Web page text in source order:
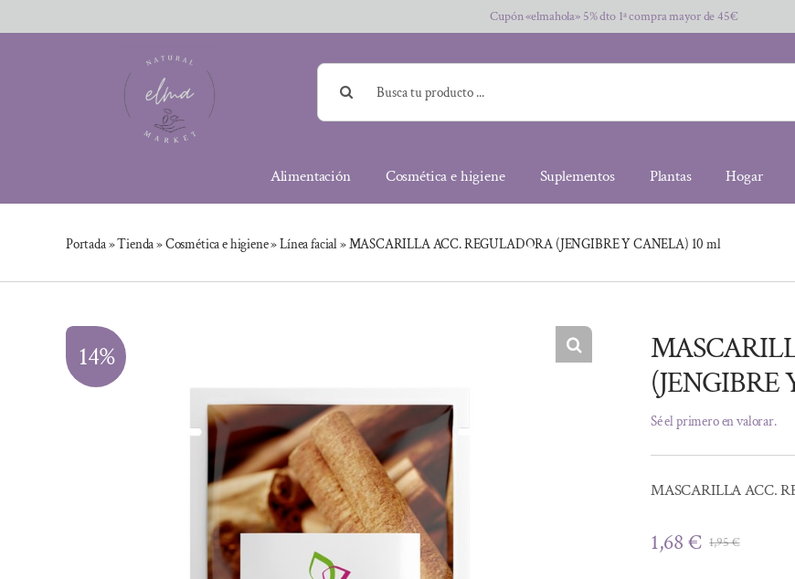
al
Cupón «elmahola» 5% dto 1ª compra mayor de 45€
Buscar:
Alimentación Cosmética e higiene Suplementos Plantas Hogar
Portada»Tienda»Cosmética e higiene»Línea facial»MASCARILLA ACC. REGULADORA (JENGIBRE Y CANELA) 10 ml
14%
(JENGIBRE
Sé el primero en valorar.
MASCARILLA ACC.
1,95€El
1,68€
El